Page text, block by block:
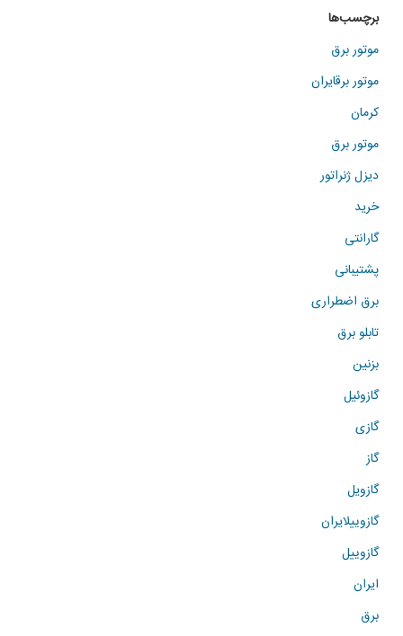
برچسب‌ها
موتور برق
موتور برقایران
کرمان
موتور برق
دیزل ژنراتور
خرید
گارانتی
پشتیبانی
برق اضطراری
تابلو برق
بزنین
گازوئیل
گازی
گاز
گازویل
گازوییلایران
گازوییل
ایران
برق